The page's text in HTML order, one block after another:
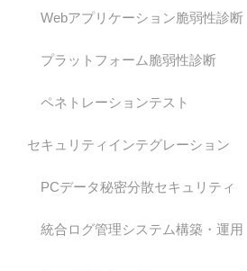
Webアプリケーション脆弱性診断
プラットフォーム脆弱性診断
ペネトレーションテスト
セキュリティインテグレーション
PCデータ秘密分散セキュリティ
統合ログ管理システム構築・運用